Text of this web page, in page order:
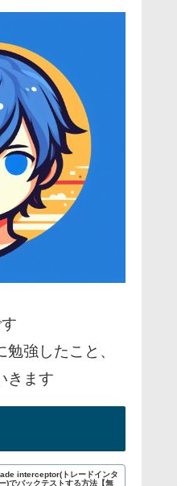
強したこと、
きます
interceptor(トレードインタ
)でバックテストする方法【無